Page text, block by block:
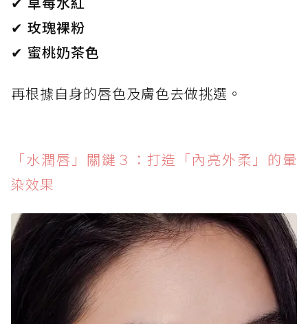
✔ 玫瑰裸粉
✔ 蜜桃奶茶色
再根據自身的唇色及膚色去做挑選。
「水潤唇」關鍵３：打造「內亮外柔」的暈
染效果